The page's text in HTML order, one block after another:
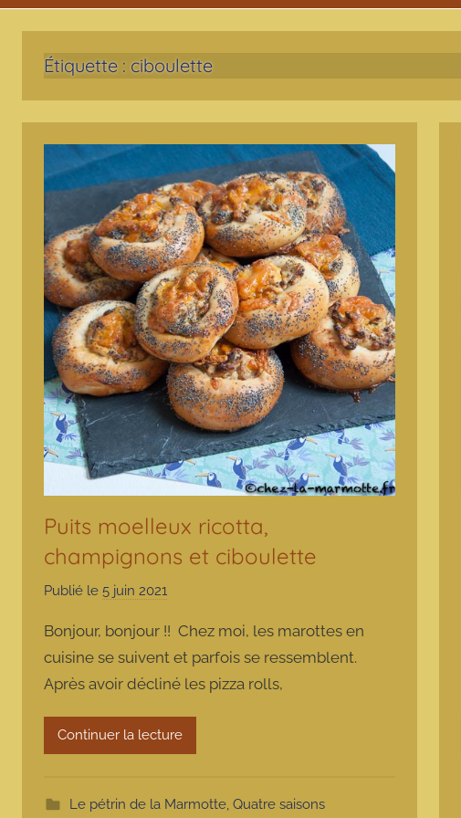
Étiquette : ciboulette
Puits moelleux ricotta,
champignons et ciboulette
Publié le 5 juin 2021
r
m
a
m
o
t
Bonjour, bonjour !! Chez moi, les marottes en
cuisine se suivent et parfois se ressemblent.
Après avoir décliné les pizza rolls,
Continuer la lecture
Le pétrin de la Marmotte, Quatre saisons